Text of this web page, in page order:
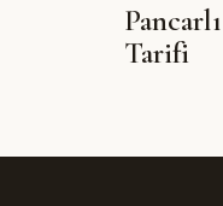
Tarifi